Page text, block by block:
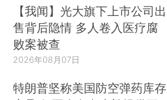
【我闻】光大旗下上市公司出
售背后隐情 多人卷入医疗腐
败案被查
2026年08月07日
特朗普坚称美国防空弹药库存